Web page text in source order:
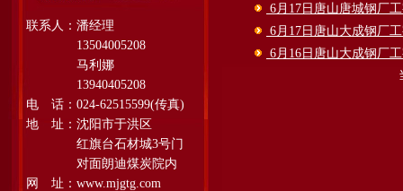
联系人：潘经理
13504005208
马利娜
13940405208
电 话：024-62515599(传真)
地 址：沈阳市于洪区
红旗台石材城3号门
对面朗迪煤炭院内
网 址：www.mjgtg.com
6月17日唐山唐城钢厂
6月17日唐山大成钢厂
6月16日唐山大成钢厂